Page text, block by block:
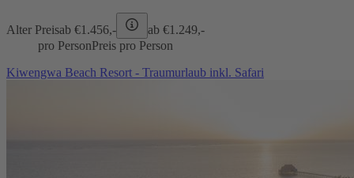
Alter Preisab €1.456,- ab €1.249,-
pro PersonPreis pro Person
Kiwengwa Beach Resort - Traumurlaub inkl. Safari